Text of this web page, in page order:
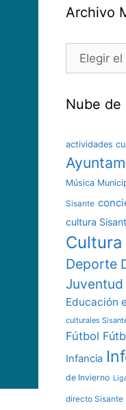
Archivo
Nube de
actividades
Música
Sisante
cultura
Deporte
Juventud
Educación
culturales
Fútbol
Infancia
de Invierno
directo Sisante